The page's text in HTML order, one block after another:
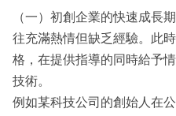
（一）初創企業的快速成長
往充滿熱情但缺乏經驗。此
格，在提供指導的同時給予
技術。
例如某科技公司的創始人在